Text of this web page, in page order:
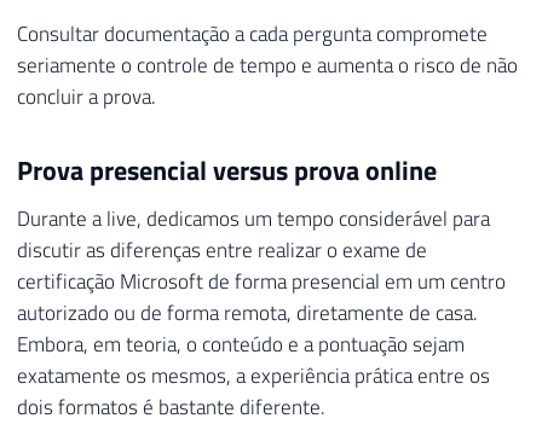
Consultar documentação a cada pergunta compromete
seriamente o controle de tempo e aumenta o risco de não
concluir a prova.
Prova presencial versus prova online
Durante a live, dedicamos um tempo considerável para
discutir as diferenças entre realizar o exame de
certificação Microsoft de forma presencial em um centro
autorizado ou de forma remota, diretamente de casa.
Embora, em teoria, o conteúdo e a pontuação sejam
exatamente os mesmos, a experiência prática entre os
dois formatos é bastante diferente.